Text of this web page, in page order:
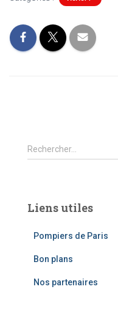
R
e
r
Rechercher…
Liens utiles
Pompiers de Paris
Bon plans
Nos partenaires